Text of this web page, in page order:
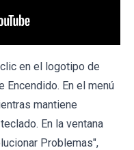
en el logotipo de
En el menú
mantiene
En la ventana
Problemas",